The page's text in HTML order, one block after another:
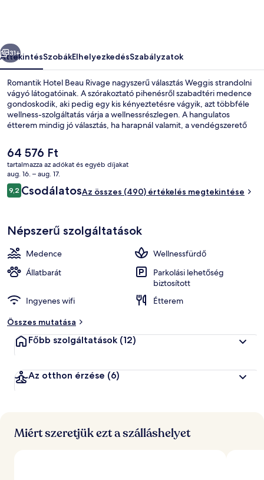
Következő
31+
ÁttekintésSzobákElhelyezkedésSzabályzatok
Romantik Hotel Beau Rivage nagyszerű választás Weggis strandolni
vágyó látogatóinak. A szórakoztató pihenésről szabadtéri medence
gondoskodik, aki pedig egy kis kényeztetésre vágyik, azt többféle
wellness-szolgáltatás várja a wellnessrészlegen. A hangulatos
étterem mindig jó választás, ha harapnál valamit, a vendégszerető
hotel további említésre méltó szolgáltatásai: pezsgőfürdő, terasz és
kert. Más utazók kiemelkedően jónak tartják a hely következó
jellemzőit: segítőkész személyzet.
A
jelenlegi
ár
64 576 Ft
64 576 Ft
tartalmazza az adókat és egyéb díjakat
aug. 16. – aug. 17.
Értékelések
9,29,2 ennyiből: 10
CsodálatosAz összes (490) értékelés megtekintése
Népszerű szolgáltatások
Medence
Wellnessfürdő
Állatbarát
Parkolási lehetőség
biztosított
Ingyenes wifi
Étterem
Összes mutatása
Főbb szolgáltatások (12)
Az otthon érzése (6)
Miért szeretjük ezt a szálláshelyet